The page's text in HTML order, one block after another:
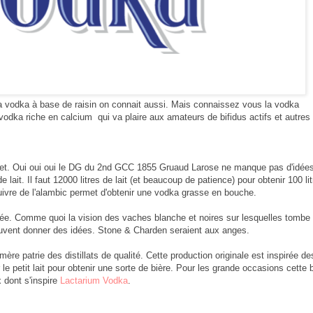
vodka à base de raisin on connait aussi. Mais connaissez vous la vodka
riche en calcium qui va plaire aux amateurs de bifidus actifs et autres
Oui oui oui le DG du 2nd GCC 1855 Gruaud Larose ne manque pas
lait. Il faut 12000 litres de lait (et beaucoup de patience) pour obtenir 100
de l'alambic permet d'obtenir une vodka grasse en bouche.
Comme quoi la vision des vaches blanche et noires sur lesquelles tombe
donner des idées. Stone & Charden seraient aux anges.
patrie des distillats de qualité. Cette production originale est inspirée
petit lait pour obtenir une sorte de bière. Pour les grande occasions cette
dont s'inspire Lactarium Vodka